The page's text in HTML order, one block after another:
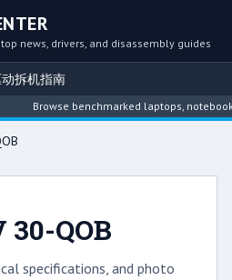
news, drivers, and disassembly guides
拆机指南
Browse benchmarked laptops,
30-QOB
specifications, and photo